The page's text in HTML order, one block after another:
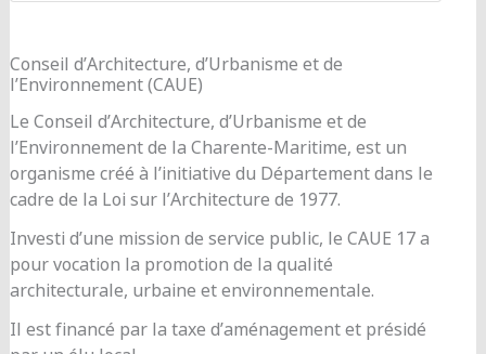
Conseil d’Architecture, d’Urbanisme et de
l’Environnement (CAUE)
Le Conseil d’Architecture, d’Urbanisme et de
l’Environnement de la Charente-Maritime, est un
organisme créé à l’initiative du Département dans le
cadre de la Loi sur l’Architecture de 1977.
Investi d’une mission de service public, le CAUE 17 a
pour vocation la promotion de la qualité
architecturale, urbaine et environnementale.
Il est financé par la taxe d’aménagement et présidé